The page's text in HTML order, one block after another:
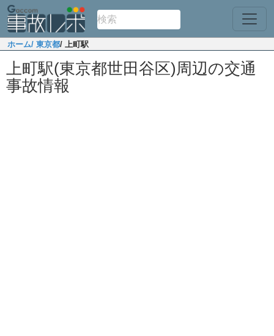
ホーム/ 東京都/ 上町駅
上町駅(東京都世田谷区)周辺の交通
事故情報